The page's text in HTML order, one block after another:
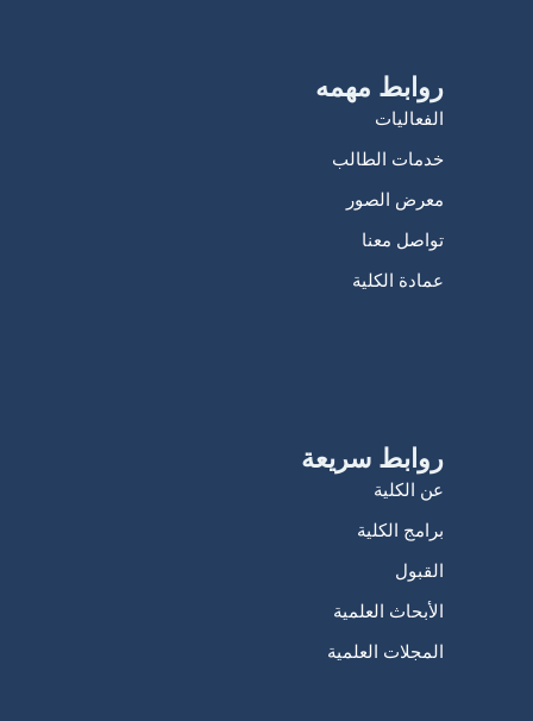
روابط مهمه
الفعاليات
خدمات الطالب
معرض الصور
تواصل معنا
عمادة الكلية
روابط سريعة
عن الكلية
برامج الكلية
القبول
الأبحاث العلمية
المجلات العلمية